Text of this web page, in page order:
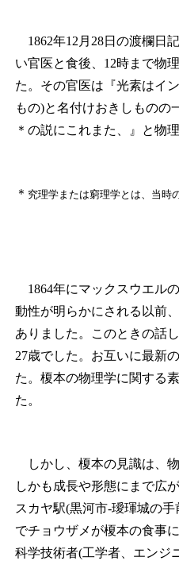
1862年12月28日の渡欄日
い官医と食後、12時まで物
た。その官医は『光素はイ
もの)と名付けおきしものの
＊ の説にこれまた、』と物
＊ 究理学または窮理学とは、当時
1864年にマックスウエル
動性が明らかにされる以前
ありました。このときの話
27歳でした。お互いに最新
た。榎本の物理学に関する
た。
しかし、榎本の見識は、
しかも成長や形態にまで広
スカヤ駅(黒河市-璦琿城の
でチョウザメが榎本の食事
科学技術者(工学者、エンジ